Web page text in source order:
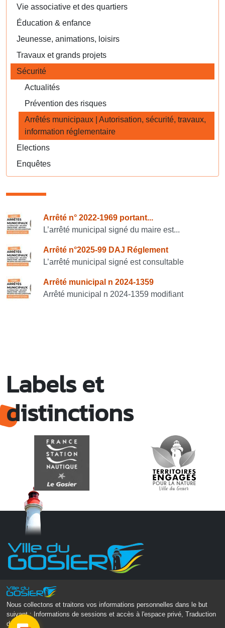
Nous collectons et traitons vos informations personnelles dans le but
suivant :
Informations de sessions et accès à l'espace privé, Traduction
des pages .
Vie associative et des quartiers
Éducation & enfance
Jeunesse, animations, loisirs
Travaux et grands projets
Sécurité
Actualités
Prévention des risques
Arrêtés municipaux | Autorisation, sécurité, travaux,
information réglementaire
Elections
Enquêtes
Consulter également
Arrêté n° 2022-1969 portant...
L’arrêté municipal signé du maire est...
Arrêté n°2025-99 DAJ Réglement
L’arrêté municipal signé est consultable
Arrêté municipal n 2024-1359
Arrêté municipal n 2024-1359 modifiant
Labels et
distinctions
Ville du Gosier
67, Boulevard du Général de Gaulle
97190 Le Gosier